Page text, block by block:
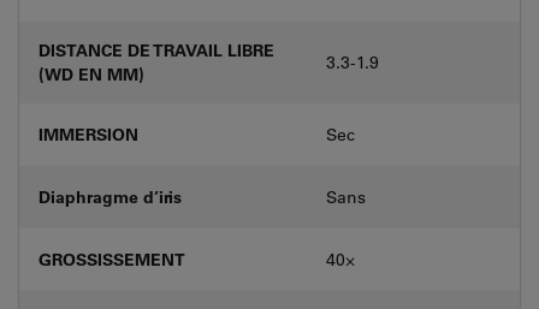
DISTANCE DE TRAVAIL LIBRE
(WD EN MM)
3.3-1.9
IMMERSION Sec
Diaphragme d’iris Sans
GROSSISSEMENT 40⨉